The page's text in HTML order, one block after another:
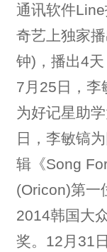
通讯软件
奇艺上独家
钟)，播出4天
7月25日，李
为好记星助
日，李敏镐
辑《Song
(Oricon)第一
2014韩国大
奖。12月31